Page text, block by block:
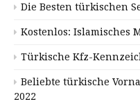
Die Besten türkischen
Kostenlos: Islamisches
Türkische Kfz-
Beliebte türkische
2022